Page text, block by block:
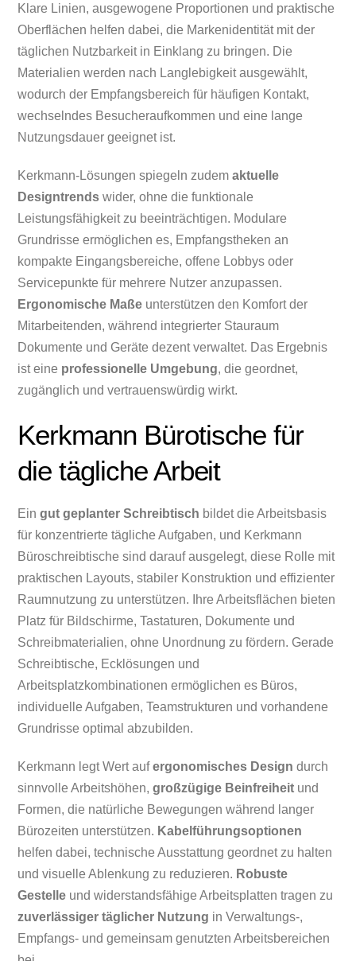
Klare Linien, ausgewogene Proportionen und praktische
Oberflächen helfen dabei, die Markenidentität mit der
täglichen Nutzbarkeit in Einklang zu bringen. Die
Materialien werden nach Langlebigkeit ausgewählt,
wodurch der Empfangsbereich für häufigen Kontakt,
wechselndes Besucheraufkommen und eine lange
Nutzungsdauer geeignet ist.
Kerkmann-Lösungen spiegeln zudemaktuelle
Designtrends wider, ohne die funktionale
Leistungsfähigkeit zu beeinträchtigen. Modulare
Grundrisse ermöglichen es, Empfangstheken an
kompakte Eingangsbereiche, offene Lobbys oder
Servicepunkte für mehrere Nutzer anzupassen.
Ergonomische Maße unterstützen den Komfort der
Mitarbeitenden, während integrierter Stauraum
Dokumente und Geräte dezent verwaltet. Das Ergebnis
ist eine professionelle Umgebung, die geordnet,
zugänglich und vertrauenswürdig wirkt.
Kerkmann Bürotische für
die tägliche Arbeit
Eingut geplanter Schreibtisch bildet die Arbeitsbasis
für konzentrierte tägliche Aufgaben, und Kerkmann
Büroschreibtische sind darauf ausgelegt, diese Rolle mit
praktischen Layouts, stabiler Konstruktion und effizienter
Raumnutzung zu unterstützen. Ihre Arbeitsflächen bieten
Platz für Bildschirme, Tastaturen, Dokumente und
Schreibmaterialien, ohne Unordnung zu fördern. Gerade
Schreibtische, Ecklösungen und
Arbeitsplatzkombinationen ermöglichen es Büros,
individuelle Aufgaben, Teamstrukturen und vorhandene
Grundrisse optimal abzubilden.
Kerkmann legt Wert aufergonomisches Design durch
sinnvolle Arbeitshöhen,großzügige Beinfreiheit und
Formen, die natürliche Bewegungen während langer
Bürozeiten unterstützen. Kabelführungsoptionen
helfen dabei, technische Ausstattung geordnet zu halten
und visuelle Ablenkung zu reduzieren. Robuste
Gestelle und widerstandsfähige Arbeitsplatten tragen zu
zuverlässiger täglicher Nutzung in Verwaltungs-,
Empfangs- und gemeinsam genutzten Arbeitsbereichen